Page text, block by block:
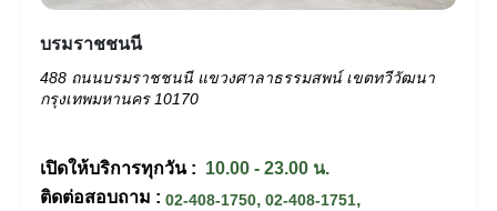
บรมราชชนนี
488 ถนนบรมราชชนนี แขวงศาลาธรรมสพน์ เขตทวีวัฒนา
กรุงเทพมหานคร 10170
เปิดให้บริการทุกวัน : 10.00 - 23.00 น.
ติดต่อสอบถาม : 02-408-1750, 02-408-1751,